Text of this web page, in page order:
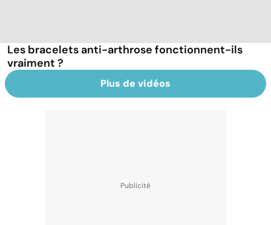
Les bracelets anti-arthrose fonctionnent-ils
vraiment ?
Plus de vidéos